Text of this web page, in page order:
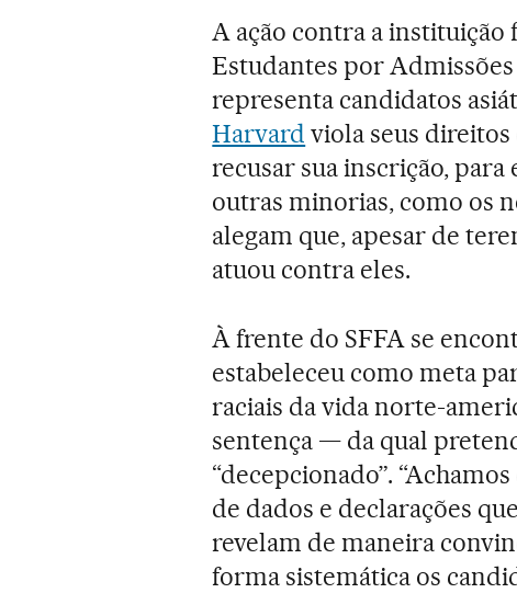
A ação contra a instituição
Estudantes por Admissões
representa candidatos
Harvard viola seus
recusar sua inscrição, para
outras minorias, como os
alegam que, apesar de
atuou contra eles.
À frente do SFFA se
estabeleceu como meta
raciais da vida norte-
sentença — da qual
“decepcionado”.
de dados e declarações
revelam de maneira
forma sistemática os